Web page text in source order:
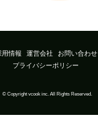
用情報 運営会社 お問い合わせ
プライバシーポリシー
© Copyright vcook inc. All Rights Reserved.